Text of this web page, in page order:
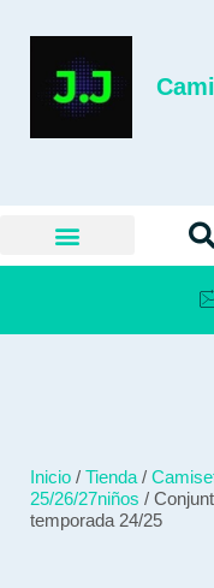
Inicio / Tienda /
25/26/27niños /
temporada 24/25